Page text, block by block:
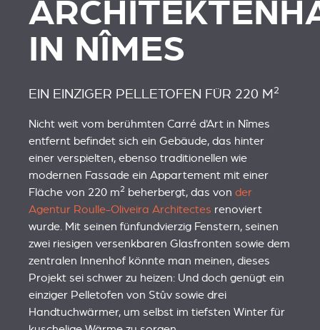
IN NÎMES
EIN EINZIGER PELLETOFEN FÜR 220 M 2
Nicht weit vom berühmten Carré d'Art in Nîmes
entfernt befindet sich ein Gebäude, das hinter
einer verspielten, ebenso traditionellen wie
modernen Fassade ein Appartement mit einer
Fläche von 220 m2 beherbergt, das von der
Agentur Roulle-Oliveira Architectes renoviert
wurde. Mit seinen fünfundvierzig Fenstern, seinen
zwei riesigen versenkbaren Glasfronten sowie dem
zentralen Innenhof könnte man meinen, dieses
Projekt sei schwer zu heizen: Und doch genügt ein
einziger Pelletofen von Stûv sowie drei
Handtuchwärmer, um selbst im tiefsten Winter für